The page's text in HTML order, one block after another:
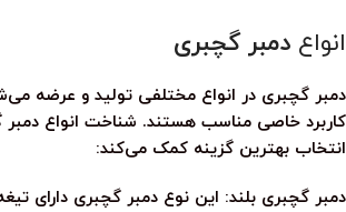
انواع دمبر گچبری
دمبر گچبری در انواع مختلفی تولید و عرضه
کاربرد خاصی مناسب هستند. شناخت انواع
انتخاب بهترین گزینه کمک می‌کند:
دمبر گچبری بلند: این نوع دمبر گچبری دارای